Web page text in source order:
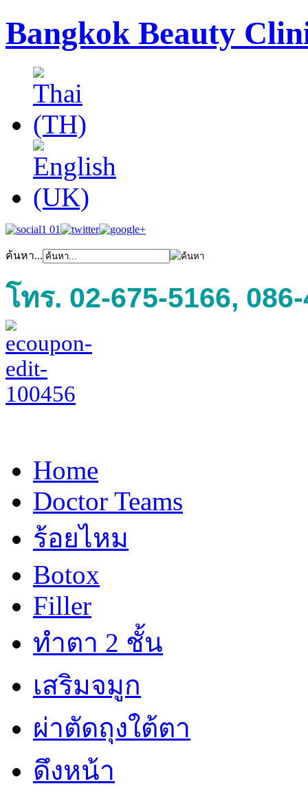
Bangkok Beauty
ค้นหา...
โทร. 02-675-5166,
Home
Doctor Teams
ร้อยไหม
Botox
Filler
ทำตา 2 ชั้น
เสริมจมูก
ผ่าตัดถุงใต้ตา
ดึงหน้า